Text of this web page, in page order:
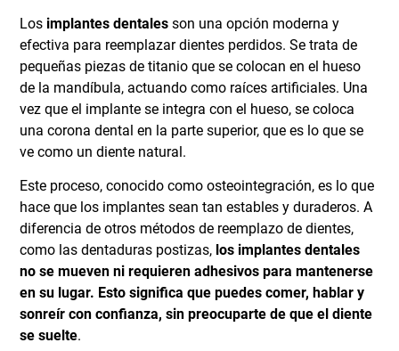
Los implantes dentales son una opción moderna y
efectiva para reemplazar dientes perdidos. Se trata de
pequeñas piezas de titanio que se colocan en el hueso
de la mandíbula, actuando como raíces artificiales. Una
vez que el implante se integra con el hueso, se coloca
una corona dental en la parte superior, que es lo que se
ve como un diente natural.
Este proceso, conocido como osteointegración, es lo que
hace que los implantes sean tan estables y duraderos. A
diferencia de otros métodos de reemplazo de dientes,
como las dentaduras postizas, los implantes dentales
no se mueven ni requieren adhesivos para mantenerse
en su lugar. Esto significa que puedes comer, hablar y
sonreír con confianza, sin preocuparte de que el diente
se suelte.